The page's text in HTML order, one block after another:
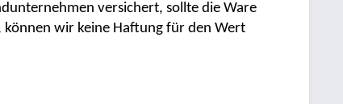
versichert, sollte die Ware
wir keine Haftung für den Wert